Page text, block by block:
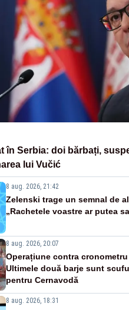
în Serbia: doi bărbați,
lui Vučić
8 aug. 2026, 21:42
Zelenski trage un semnal de
„Rachetele voastre ar putea
8 aug. 2026, 20:07
Operațiune contra cronometru
Ultimele două barje sunt
pentru Cernavodă
8 aug. 2026, 18:31